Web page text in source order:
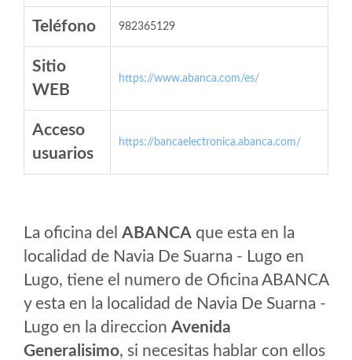
Teléfono 982365129
Sitio
WEB
https://www.abanca.com/es/
Acceso
usuarios
https://bancaelectronica.abanca.com/
La oficina del ABANCA que esta en la
localidad de Navia De Suarna - Lugo en
Lugo, tiene el numero de Oficina ABANCA
y esta en la localidad de Navia De Suarna -
Lugo en la direccion Avenida
Generalisimo, si necesitas hablar con ellos